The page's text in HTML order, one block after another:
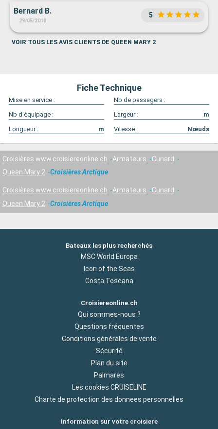
Bernard B.
29/05/2018
5
VOIR TOUS LES AVIS CLIENTS DE QUEEN MARY 2
Fiche Technique
Mise en service :
Nb de passagers :
Nb d'équipage :
Largeur :
m
Longueur :
m Vitesse : Nœuds
Croisières www.croisiereonline.ch Armateurs
Cunard
Queen Mary 2
Croisières Arctique
Croisières www.croisiereonline.ch Armateurs
Cunard
Queen Mary 2
Croisières Arctique
Bateaux les plus recherchés
MSC World Europa
Icon of the Seas
Costa Toscana
Croisiereonline.ch
Qui sommes-nous ?
Questions fréquentes
Conditions générales de vente
Sécurité
Plan du site
Palmares
Les cookies CRUISELINE
Charte de protection des donnees personnelles
Information sur votre croisiere